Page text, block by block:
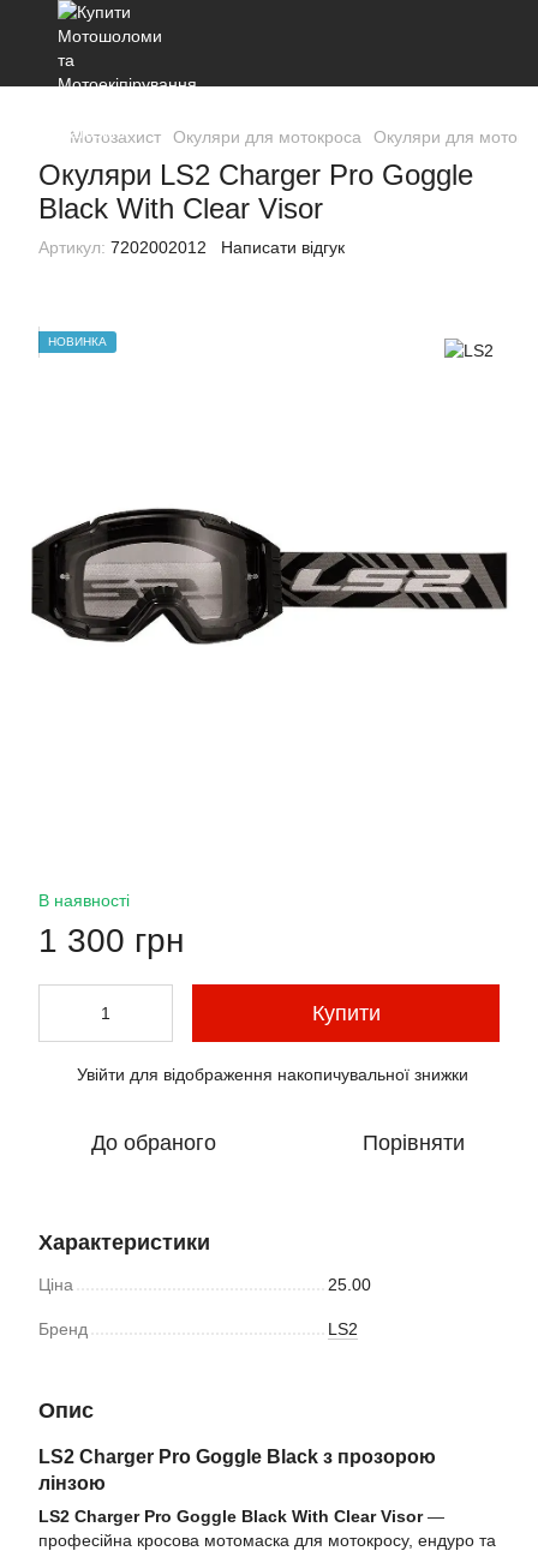
Мотозахист Окуляри для мотокроса Окуляри для
Окуляри LS2 Charger Pro Goggle
Black With Clear Visor
Артикул: 7202002012 Написати відгук
НОВИНКА
В наявності
1 300 грн
Купити
Увійти для відображення накопичувальної знижки
До обраного Порівняти
Характеристики
Ціна 25.00
Бренд LS2
Опис
LS2 Charger Pro Goggle Black з прозорою
лінзою
LS2 Charger Pro Goggle Black With Clear Visor—
професійна кросова мотомаска для мотокросу, ендуро та